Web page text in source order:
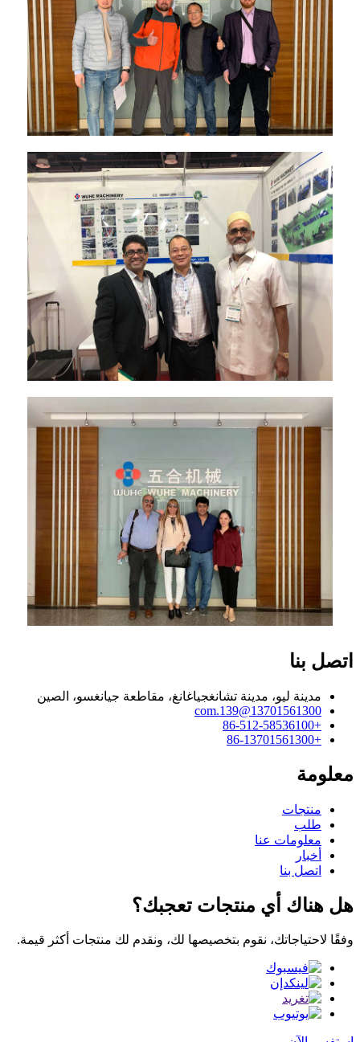
اتصل بنا
مدينة ليو، مدينة تشانغجياغانغ، مقاطعة جيانغسو، الصين
13701561300@139.com
+86-512-58536100
+86-13701561300
معلومة
منتجات
طلب
معلومات عنا
أخبار
اتصل بنا
هل هناك أي منتجات تعجبك؟
وفقًا لاحتياجاتك، نقوم بتخصيصها لك، ونقدم لك منتجات أكثر قيمة.